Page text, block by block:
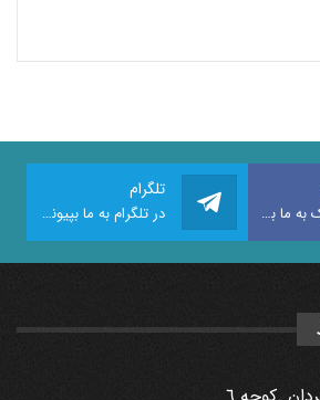
در فیس بوک به ما بپیوندید
تلگرام
در تلگرام به ما بپیوندید